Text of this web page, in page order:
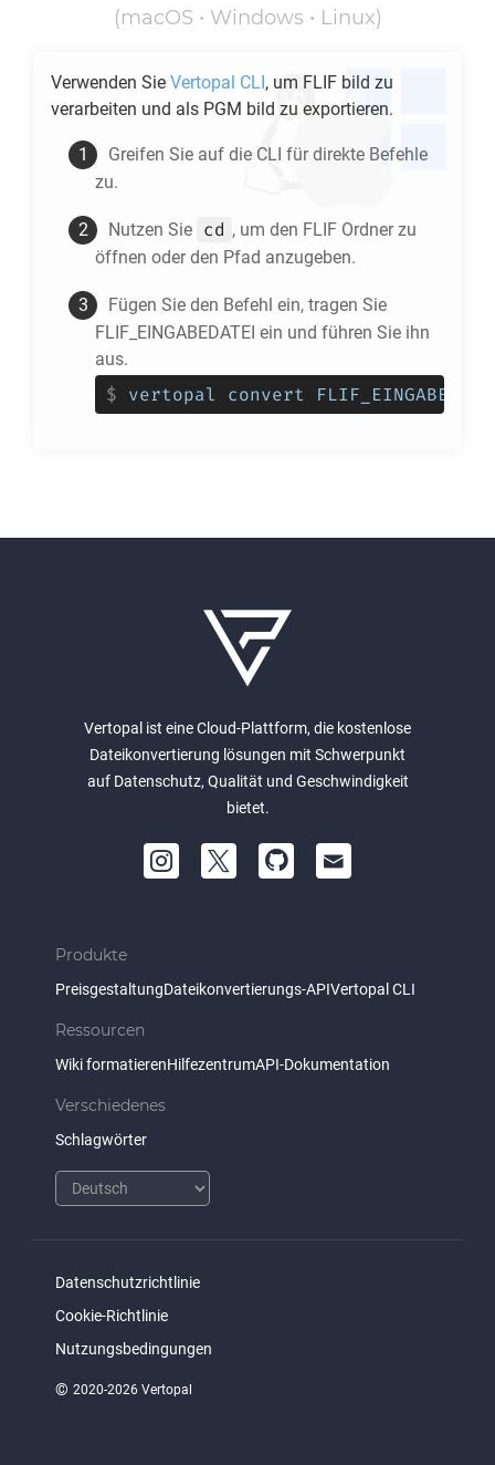
(macOS • Windows • Linux)
Verwenden Sie Vertopal CLI, um FLIF bild zu
verarbeiten und als PGM bild zu exportieren.
Greifen Sie auf die CLI für direkte Befehle
zu.
Nutzen Sie cd , um den FLIF Ordner zu
öffnen oder den Pfad anzugeben.
Fügen Sie den Befehl ein, tragen Sie
FLIF_EINGABEDATEI ein und führen Sie ihn
aus.
$ vertopal convert
Vertopal ist eine Cloud-Plattform, die kostenlose
Dateikonvertierung lösungen mit Schwerpunkt
auf Datenschutz, Qualität und Geschwindigkeit
bietet.
Produkte
PreisgestaltungDateikonvertierungs-APIVertopal CLI
Ressourcen
Wiki formatierenHilfezentrumAPI-Dokumentation
Verschiedenes
Schlagwörter
Datenschutzrichtlinie
Cookie-Richtlinie
Nutzungsbedingungen
© 2020-2026 Vertopal